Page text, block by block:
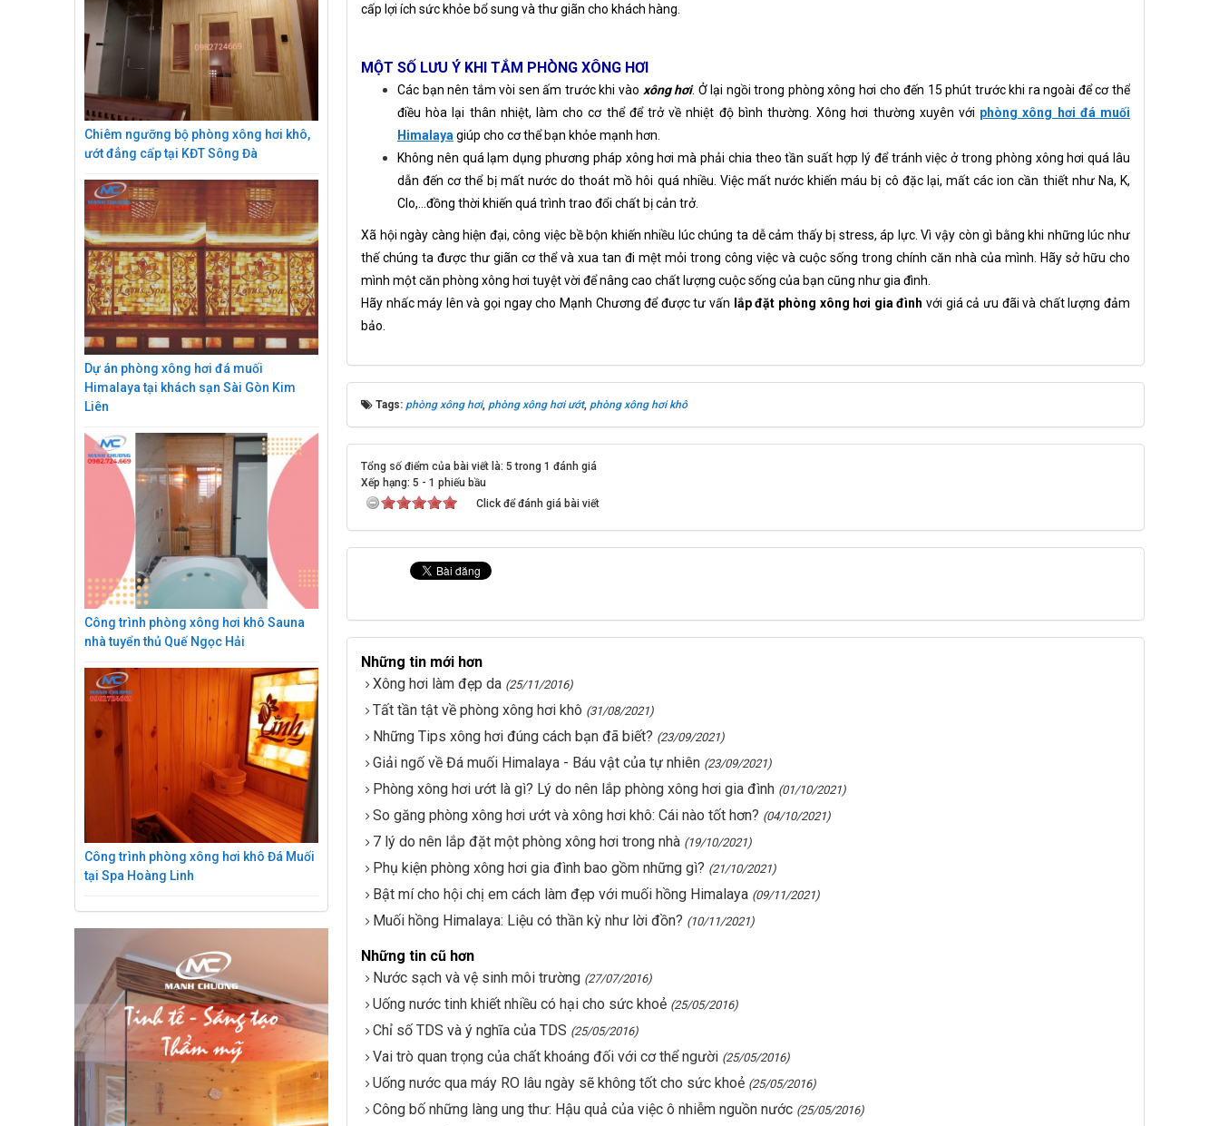
cấp lợi ích sức khỏe bổ sung và thư giãn cho khách hàng.
MỘT SỐ LƯU Ý KHI TẮM PHÒNG XÔNG HƠI
Các bạn nên tắm vòi sen ấm trước khi vào xông hơi. Ở lại ngồi trong phòng xông hơi cho đến 15 phút trước khi ra ngoài để cơ thể
điều hòa lại thân nhiệt, làm cho cơ thể để trở về nhiệt độ bình thường. Xông hơi thường xuyên với phòng xông hơi đá muối
Himalaya giúp cho cơ thể bạn khỏe mạnh hơn.
Không nên quá lạm dụng phương pháp xông hơi mà phải chia theo tần suất hợp lý để tránh việc ở trong phòng xông hơi quá lâu
dẫn đến cơ thể bị mất nước do thoát mồ hôi quá nhiều. Việc mất nước khiến máu bị cô đặc lại, mất các ion cần thiết như Na, K,
Clo,...đồng thời khiến quá trình trao đổi chất bị cản trở.
Xã hội ngày càng hiện đại, công việc bề bộn khiến nhiều lúc chúng ta dễ cảm thấy bị stress, áp lực. Vì vậy còn gì bằng khi những lúc như
thế chúng ta được thư giãn cơ thể và xua tan đi mệt mỏi trong công việc và cuộc sống trong chính căn nhà của mình. Hãy sở hữu cho
mình một căn phòng xông hơi tuyệt vời để nâng cao chất lượng cuộc sống của bạn cũng như gia đình.
Hãy nhấc máy lên và gọi ngay cho Mạnh Chương để được tư vấn lắp đặt phòng xông hơi gia đình với giá cả ưu đãi và chất lượng đảm
bảo.
Tags: phòng xông hơi, phòng xông hơi ướt, phòng xông hơi khô
Tổng số điểm của bài viết là: 5 trong 1 đánh giá
Xếp hạng: 5 - 1 phiếu bầu
Click để đánh giá bài viết
Những tin mới hơn
Xông hơi làm đẹp da (25/11/2016)
Tất tần tật về phòng xông hơi khô (31/08/2021)
Những Tips xông hơi đúng cách bạn đã biết? (23/09/2021)
Giải ngố về Đá muối Himalaya - Báu vật của tự nhiên (23/09/2021)
Phòng xông hơi ướt là gì? Lý do nên lắp phòng xông hơi gia đình (01/10/2021)
So găng phòng xông hơi ướt và xông hơi khô: Cái nào tốt hơn? (04/10/2021)
7 lý do nên lắp đặt một phòng xông hơi trong nhà (19/10/2021)
Phụ kiện phòng xông hơi gia đình bao gồm những gì? (21/10/2021)
Bật mí cho hội chị em cách làm đẹp với muối hồng Himalaya (09/11/2021)
Muối hồng Himalaya: Liệu có thần kỳ như lời đồn? (10/11/2021)
Những tin cũ hơn
Nước sạch và vệ sinh môi trường (27/07/2016)
Uống nước tinh khiết nhiều có hại cho sức khoẻ (25/05/2016)
Chỉ số TDS và ý nghĩa của TDS (25/05/2016)
Vai trò quan trọng của chất khoáng đối với cơ thể người (25/05/2016)
Uống nước qua máy RO lâu ngày sẽ không tốt cho sức khoẻ (25/05/2016)
Công bố những làng ung thư: Hậu quả của việc ô nhiễm nguồn nước (25/05/2016)
Chiêm ngưỡng bộ phòng xông hơi khô,
ướt đẳng cấp tại KĐT Sông Đà
Dự án phòng xông hơi đá muối
Himalaya tại khách sạn Sài Gòn Kim
Liên
Công trình phòng xông hơi khô Sauna
nhà tuyển thủ Quế Ngọc Hải
Công trình phòng xông hơi khô Đá Muối
tại Spa Hoàng Linh